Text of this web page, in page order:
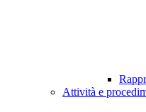
Attività e